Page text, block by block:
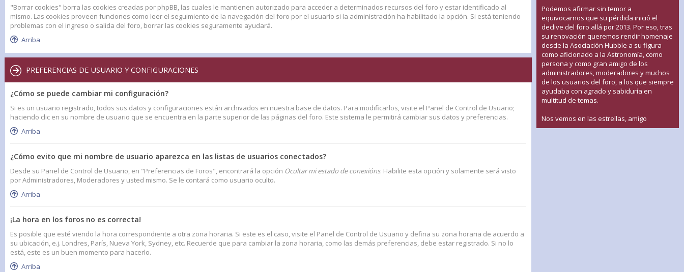
"Borrar cookies" borra las cookies creadas por phpBB, las cuales le mantienen autorizado para acceder a determinados recursos del foro y estar identificado al
mismo. Las cookies proveen funciones como leer el seguimiento de la navegación del foro por el usuario si la administración ha habilitado la opción. Si está teniendo
problemas con el ingreso o salida del foro, borrar las cookies seguramente ayudará.
Arriba
PREFERENCIAS DE USUARIO Y CONFIGURACIONES
¿Cómo se puede cambiar mi configuración?
Si es un usuario registrado, todos sus datos y configuraciones están archivados en nuestra base de datos. Para modificarlos, visite el Panel de Control de Usuario;
haciendo clic en su nombre de usuario que se encuentra en la parte superior de las páginas del foro. Este sistema le permitirá cambiar sus datos y preferencias.
Arriba
¿Cómo evito que mi nombre de usuario aparezca en las listas de usuarios conectados?
Desde su Panel de Control de Usuario, en "Preferencias de Foros", encontrará la opción Ocultar mi estado de conexións. Habilite esta opción y solamente será visto
por Administradores, Moderadores y usted mismo. Se le contará como usuario oculto.
Arriba
¡La hora en los foros no es correcta!
Es posible que esté viendo la hora correspondiente a otra zona horaria. Si este es el caso, visite el Panel de Control de Usuario y defina su zona horaria de acuerdo a
su ubicación, e.j. Londres, París, Nueva York, Sydney, etc. Recuerde que para cambiar la zona horaria, como las demás preferencias, debe estar registrado. Si no lo
está, este es un buen momento para hacerlo.
Arriba
Podemos afirmar sin temor a
equivocarnos que su pérdida inició el
declive del foro allá por 2013. Por eso, tras
su renovación queremos rendir homenaje
desde la Asociación Hubble a su figura
como aficionado a la Astronomía, como
persona y como gran amigo de los
administradores, moderadores y muchos
de los usuarios del foro, a los que siempre
ayudaba con agrado y sabiduría en
multitud de temas.
Nos vemos en las estrellas, amigo